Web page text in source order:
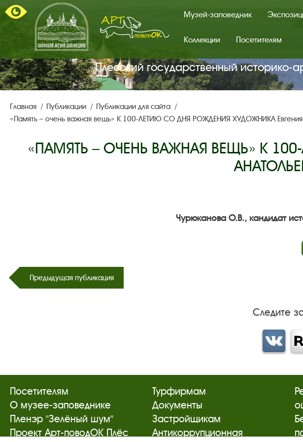
Главная
страница.
поводок.
Музей-заповедник
Коллекции Посетителям
Плесский государственный
Главная Публикации
Публикации для сайта
«Память – очень важная вещь» К 100-ЛЕТИЮ СО ДНЯ РОЖДЕНИЯ ХУДОЖНИКА Евгения
«ПАМЯТЬ – ОЧЕНЬ ВАЖНАЯ ВЕЩЬ» К
Чурюканова О.В., кандидат
Предыдущая публикация
Следите
Вконтакте
Посетителям
О музее-заповеднике
Пленэр "Зелёный шум"
Проект Арт-поводОК Плёс
Турфирмам
Документы
Застройщикам
Антикоррупционная